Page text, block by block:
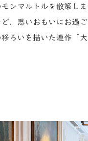
ンマルトルを散策しま
、思いおもいにお過ご
いを描いた連作「大